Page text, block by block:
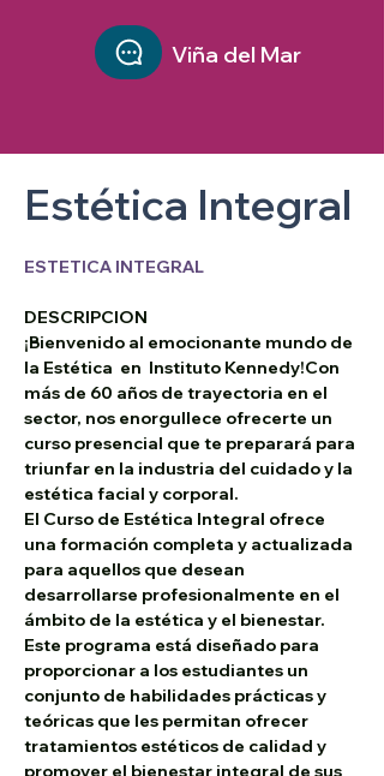
Viña del Mar
Estética Integral
ESTETICA INTEGRAL
DESCRIPCION
¡Bienvenido al emocionante mundo de
la Estética  en  Instituto Kennedy!Con
más de 60 años de trayectoria en el
sector, nos enorgullece ofrecerte un
curso presencial que te preparará para
triunfar en la industria del cuidado y la
estética facial y corporal.
El Curso de Estética Integral ofrece
una formación completa y actualizada
para aquellos que desean
desarrollarse profesionalmente en el
ámbito de la estética y el bienestar.
Este programa está diseñado para
proporcionar a los estudiantes un
conjunto de habilidades prácticas y
teóricas que les permitan ofrecer
tratamientos estéticos de calidad y
promover el bienestar integral de sus